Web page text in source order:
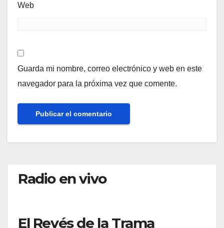
Web
Guarda mi nombre, correo electrónico y web en este
navegador para la próxima vez que comente.
Radio en vivo
El Revés de la Trama